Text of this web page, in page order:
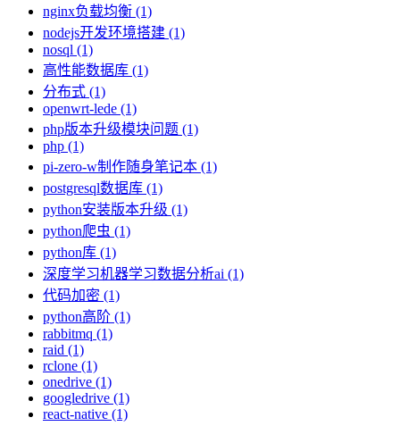
nginx负载均衡 (1)
nodejs开发环境搭建 (1)
nosql (1)
高性能数据库 (1)
分布式 (1)
openwrt-lede (1)
php版本升级模块问题 (1)
php (1)
pi-zero-w制作随身笔记本 (1)
postgresql数据库 (1)
python安装版本升级 (1)
python爬虫 (1)
python库 (1)
深度学习机器学习数据分析ai (1)
代码加密 (1)
python高阶 (1)
rabbitmq (1)
raid (1)
rclone (1)
onedrive (1)
googledrive (1)
react-native (1)